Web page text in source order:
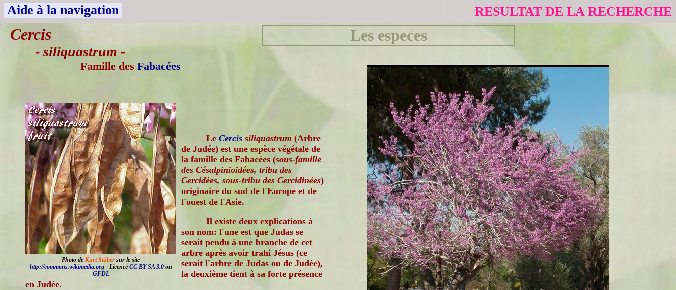
Aide à la navigation RESULTAT DE LA RECHERCHE
Cercis
- siliquastrum-
Famille des Fabacées
Les especes
Photo de Kurt Stübersur le site
http://commons.wikimedia.org- Licence CC BY-SA 3.0ou
GFDL
Le Cercis siliquastrum (Arbre
de Judée) est une espèce végétale de
la famille des Fabacées (sous-famille
des Césalpinioïdées, tribu des
Cercidées, sous-tribu des Cercidinées)
originaire du sud de l'Europe et de
l'ouest de l'Asie.
Il existe deux explications à
son nom: l'une est que Judas se
serait pendu à une branche de cet
arbre après avoir trahi Jésus (ce
serait l'arbre de Judas ou de Judée),
la deuxième tient à sa forte présence
en Judée.